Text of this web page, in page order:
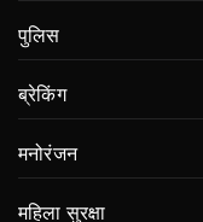
पुलिस
ब्रेकिंग
मनोरंजन
महिला सुरक्षा